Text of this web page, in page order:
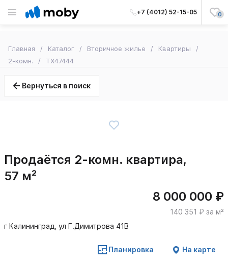
+7 (4012) 52-15-05 0
Главная Каталог Вторичное жилье
Квартиры
2-комн.
TX47444
Вернуться в поиск
Продаётся 2-комн. квартира,
57 м²
8 000 000 ₽
140 351 ₽ за м²
г Калининград, ул Г.Димитрова 41В
Планировка На карте